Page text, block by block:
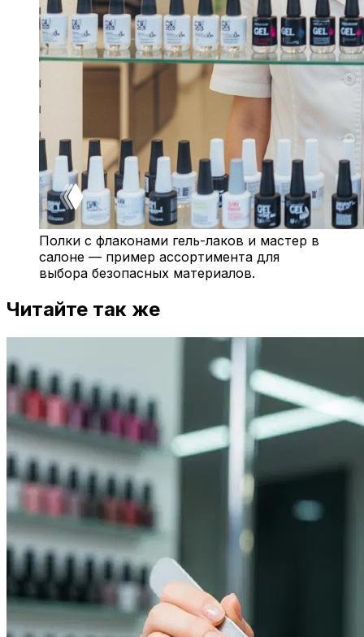
Полки с флаконами гель-лаков и мастер в
салоне — пример ассортимента для
выбора безопасных материалов.
Читайте так же